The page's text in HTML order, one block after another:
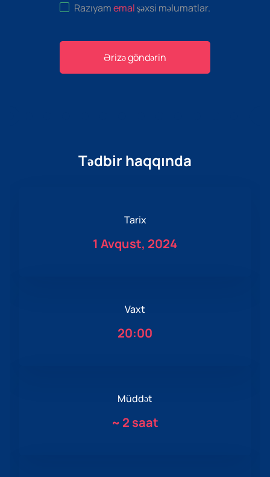
Razıyamemalşəxsi məlumatlar.
Ərizə göndərin
Tədbir haqqında
Tarix
1 Avqust, 2024
Vaxt
20:00
Müddət
~ 2 saat